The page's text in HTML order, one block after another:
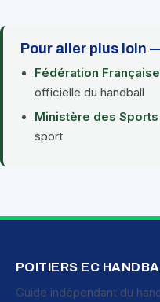
Pour aller plus loin
Fédération
officielle du handball
Ministère des Sports
sport
POITIERS EC
Guide indépendant du